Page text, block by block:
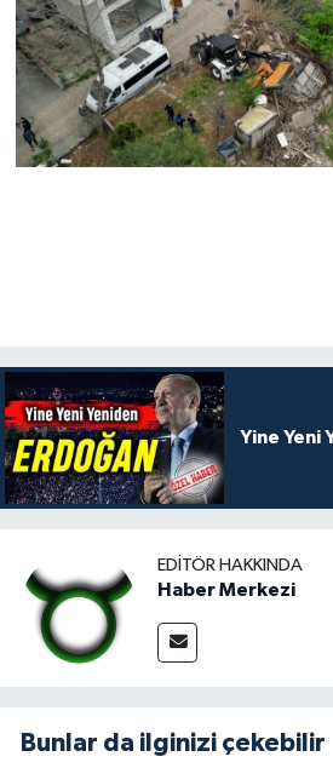
Yine Yeni
EDITÖR HAKKINDA
Haber Merkezi
Bunlar da ilginizi çekebilir